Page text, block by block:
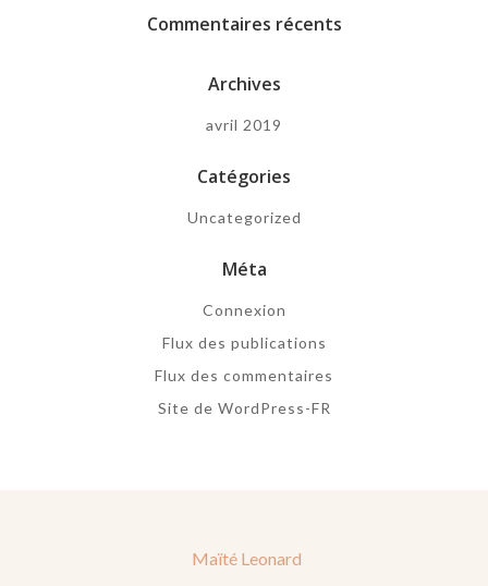
Commentaires récents
Archives
avril 2019
Catégories
Uncategorized
Méta
Connexion
Flux des publications
Flux des commentaires
Site de WordPress-FR
Maïté Leonard